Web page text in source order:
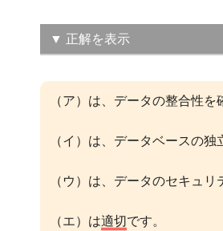
▼ 正解を表示
じないようにする。
この問題の正解率：37.7％（やや
（ア）は、データの整合性
（イ）は、データベースの
（ウ）は、データのセキュ
（エ）は適切です。